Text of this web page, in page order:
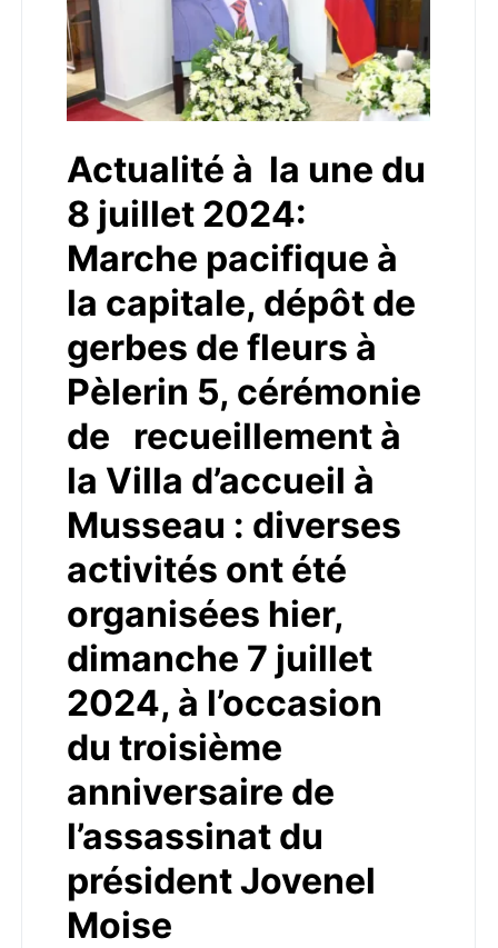
Actualité à la une du
8 juillet 2024:
Marche pacifique à
la capitale, dépôt de
gerbes de fleurs à
Pèlerin 5, cérémonie
de recueillement à
la Villa d’accueil à
Musseau : diverses
activités ont été
organisées hier,
dimanche 7 juillet
2024, à l’occasion
du troisième
anniversaire de
l’assassinat du
président Jovenel
Moise